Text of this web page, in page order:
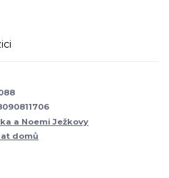
a Noemi Ježkovy
domů